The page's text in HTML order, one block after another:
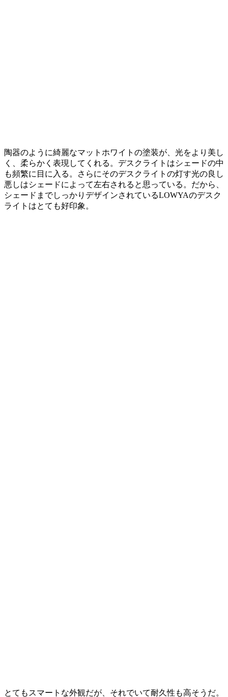
陶器のように綺麗なマットホワイトの塗装が、光をより美し
く、柔らかく表現してくれる。デスクライトはシェードの中
も頻繁に目に入る。さらにそのデスクライトの灯す光の良し
悪しはシェードによって左右されると思っている。だから、
シェードまでしっかりデザインされているLOWYAのデスク
ライトはとても好印象。
とてもスマートな外観だが、それでいて耐久性も高そうだ。